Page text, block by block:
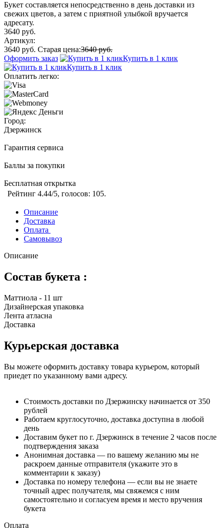
Букет составляется непосредственно в день доставки из
свежих цветов, а затем с приятной улыбкой вручается
адресату.
3640 руб.
Артикул:
3640 руб. Старая цена:3640 руб.
Оформить заказ
Купить в 1 клик
Купить в 1 клик
Оплатить легко:
Город:
Дзержинск
Гарантия сервиса
Баллы за покупки
Бесплатная открытка
Рейтинг 4.44/5, голосов: 105.
Описание
Доставка
Оплата
Самовывоз
Описание
Состав букета :
Маттиола - 11 шт
Дизайнерская упаковка
Лента атласна
Доставка
Курьерская доставка
Вы можете оформить доставку товара курьером, который
приедет по указанному вами адресу.
Стоимость доставки по Дзержинску начинается от 350
рублей
Работаем круглосуточно, доставка доступна в любой
день
Доставим букет по г. Дзержинск в течение 2 часов после
подтверждения заказа
Анонимная доставка — по вашему желанию мы не
раскроем данные отправителя (укажите это в
комментарии к заказу)
Доставка по номеру телефона — если вы не знаете
точный адрес получателя, мы свяжемся с ним
самостоятельно и согласуем время и место вручения
букета
Оплата